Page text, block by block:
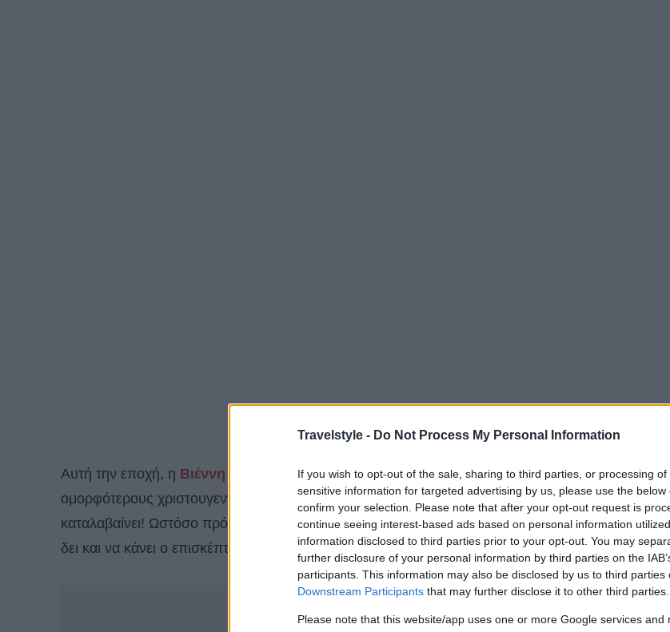
Travelstyle - Do Not Process My Personal Information
If you wish to opt-out of the sale, sharing to third parties, or processing
sensitive information for targeted advertising by us, please use the
confirm your selection. Please note that after your opt-out request is
continue seeing interest-based ads based on personal information
information disclosed to third parties prior to your opt-out. You may
further disclosure of your personal information by third parties on the
participants. This information may also be disclosed by us to third parties
Downstream Participants that may further disclose it to other third parties.
Please note that this website/app uses one or more Google services and
Αυτή την εποχή, η Βιέννη έχει την τιμητική της καθώς είναι ένας από τους δημοφιλέστερους
ομορφότερους χριστουγεννιάτικους προορισμούς. Όποιος έχει κάνει Χριστούγεννα στη Βιέννη,
καταλαβαίνει! Ωστόσο πρόκειται για μια πόλη ούτως ή άλλως πανέμορφη με πάρα πολλά
δει και να κάνει ο επισκέπτης, οπότε όποια εποχή και να πάτε είναι σίγουρο ότι θα περάσετε
- Advertisement -